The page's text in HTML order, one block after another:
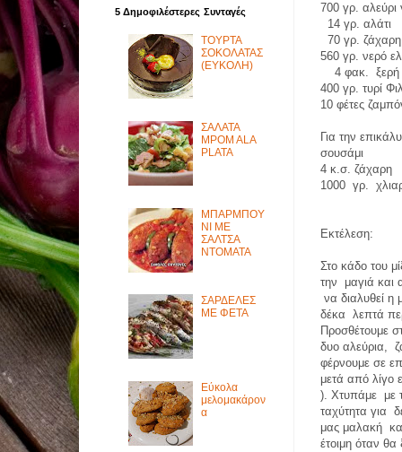
700 γρ. αλεύρι
14 γρ. αλάτι
70 γρ. ζάχαρη
560 γρ. νερό
4 φακ.
400 γρ. τυρί
10 φέτες
Για την
σουσάμι
4 κ.σ. ζάχαρη
1000 γρ.
Εκτέλεση:
Στο κάδο του
την
μαγιά και
να διαλυθεί
δέκα
λεπτά
Προσθέτουμε
δυο αλεύρια,
φέρνουμε σε
μετά από λίγο
). Χτυπάμε με
ταχύτητα για
μας μαλακή
έτοιμη όταν
5 Δημοφιλέστερες Συνταγές
ΤΟΥΡΤΑ
ΣΟΚΟΛΑΤΑΣ
(ΕΥΚΟΛΗ)
ΣΑΛΑΤΑ
MPOM ALA
PLATA
ΜΠΑΡΜΠΟΥ
ΝΙ ΜΕ
ΣΑΛΤΣΑ
ΝΤΟΜΑΤΑ
ΣΑΡΔΕΛΕΣ
ΜΕ ΦΕΤΑ
Εύκολα
μελομακάρον
α